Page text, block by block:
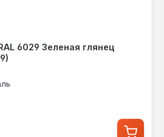
6029 Зеленая глянец